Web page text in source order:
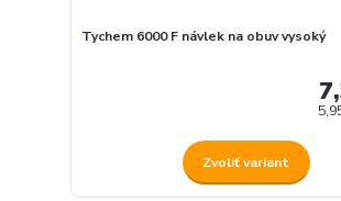
Tychem 6000 F návlek na obuv vysoký
Zvoliť variant